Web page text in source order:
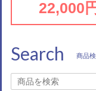
22,000
Search 商品